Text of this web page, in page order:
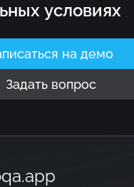
условиях
на демо
Задать вопрос